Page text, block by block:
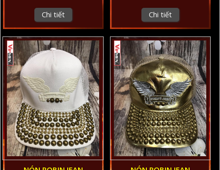
Chi tiết Chi tiết